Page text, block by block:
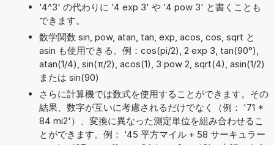
'4^3' の代わりに '4 exp 3' や '4 pow 3' と書くことも
できます。
数学関数 sin, pow, atan, tan, exp, acos, cos, sqrt と
asin も使用できる。例：cos(pi/2), 2 exp 3, tan(90°),
atan(1/4), sin(π/2), acos(1), 3 pow 2, sqrt(4), asin(1/2)
または sin(90)
さらに計算機では数式を使用することができます。その
結果、数字が互いに考慮されるだけでなく（例： '71 *
84 mi2'）、変換に異なった測定単位を組み合わせるこ
とができます。例： '45 平方マイル + 58 サーキュラー